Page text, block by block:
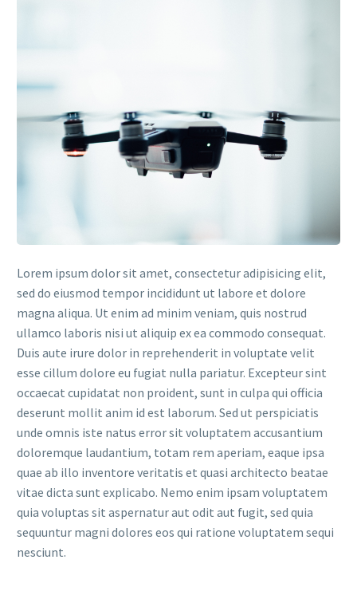
Lorem ipsum dolor sit amet, consectetur adipisicing elit,
sed do eiusmod tempor incididunt ut labore et dolore
magna aliqua. Ut enim ad minim veniam, quis nostrud
ullamco laboris nisi ut aliquip ex ea commodo consequat.
Duis aute irure dolor in reprehenderit in voluptate velit
esse cillum dolore eu fugiat nulla pariatur. Excepteur sint
occaecat cupidatat non proident, sunt in culpa qui officia
deserunt mollit anim id est laborum. Sed ut perspiciatis
unde omnis iste natus error sit voluptatem accusantium
doloremque laudantium, totam rem aperiam, eaque ipsa
quae ab illo inventore veritatis et quasi architecto beatae
vitae dicta sunt explicabo. Nemo enim ipsam voluptatem
quia voluptas sit aspernatur aut odit aut fugit, sed quia
sequuntur magni dolores eos qui ratione voluptatem sequi
nesciunt.